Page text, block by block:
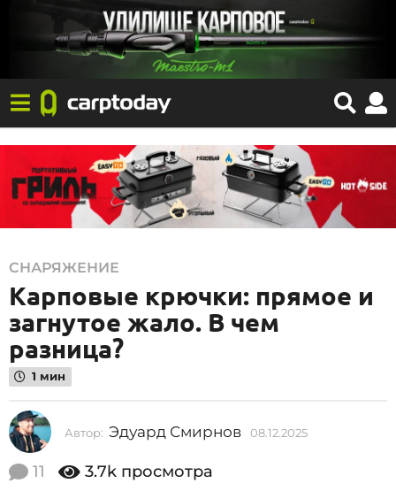
0
8
.
1
2
.
2
0
2
СНАРЯЖЕНИЕ
Карповые крючки: прямое и
загнутое жало. В чем
разница?
1 мин
Автор: Эдуард Смирнов 08.12.2025
11 3.7k просмотра